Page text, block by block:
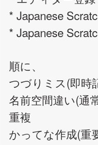
* Japanese
* Japanese
順に、
つづりミス(即時
名前空間違い(通
重複
かってな作成(重